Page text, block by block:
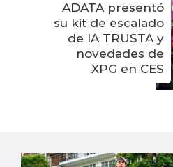
ADATA presentó
su kit de escalado
de IA TRUSTA y
novedades de
XPG en CES